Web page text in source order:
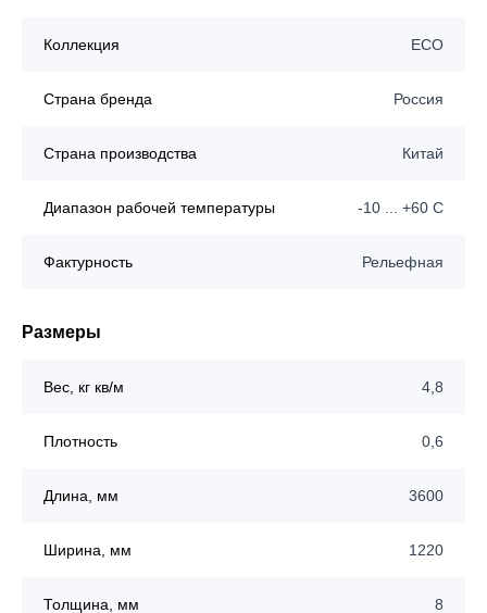
Коллекция ECO
Страна бренда Россия
Страна производства Китай
Диапазон рабочей температуры -10 ... +60 C
Фактурность Рельефная
Размеры
Вес, кг кв/м 4,8
Плотность 0,6
Длина, мм 3600
Ширина, мм 1220
Толщина, мм 8